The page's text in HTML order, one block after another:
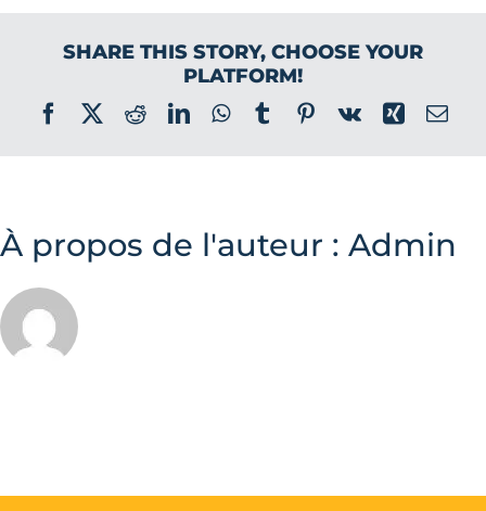
SHARE THIS STORY, CHOOSE YOUR
PLATFORM!
FacebookRedditLinkedInWhatsApp
TumblrPinterest
Vk Xing
À propos de l'auteur : Admin